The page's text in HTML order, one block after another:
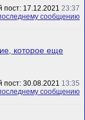
пост: 17.12.2021 23:37
которое еще
пост: 30.08.2021 13:35